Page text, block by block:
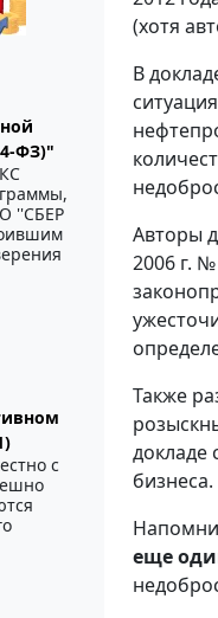
ФЗ)"
''СБЕР
с
(хотя
В
Авторы
2006 г.
Также
докладе
бизнеса.
еще